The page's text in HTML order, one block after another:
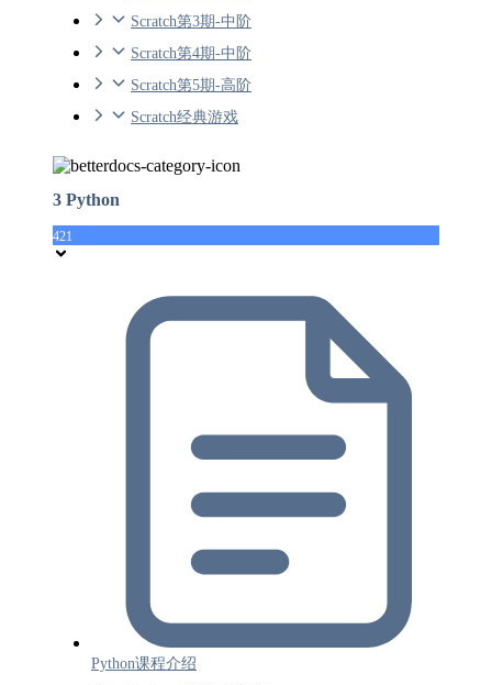
Scratch第3期-中阶
Scratch第4期-中阶
Scratch第5期-高阶
Scratch经典游戏
3 Python
421
Python课程介绍